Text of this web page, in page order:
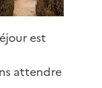
est
attendre